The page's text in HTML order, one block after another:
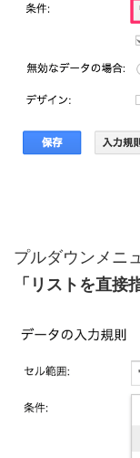
プルダウンメニ
「リストを直接